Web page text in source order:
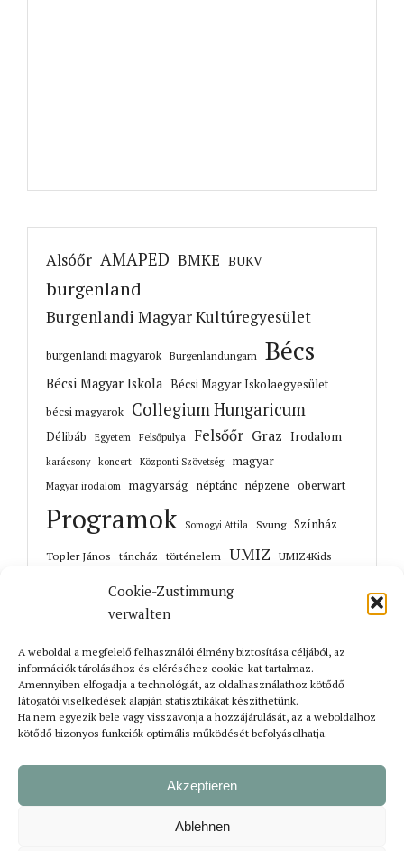
Cookie-Zustimmung
verwalten
A weboldal a megfelelő felhasználói élmény biztosítása céljából, az
információk tárolásához és eléréséhez cookie-kat tartalmaz.
Amennyiben elfogadja a technológiát, az oldalhasználathoz kötődő
látogatói viselkedések alapján statisztikákat készíthetünk.
Ha nem egyezik bele vagy visszavonja a hozzájárulását, az a weboldalhoz
kötődő bizonyos funkciók optimális működését befolyásolhatja.
Akzeptieren
Ablehnen
Alsóőr AMAPED BMKE BUKV
burgenland
Burgenlandi Magyar Kultúregyesület
burgenlandi magyarok Burgenlandungarn Bécs
Bécsi Magyar Iskola Bécsi Magyar Iskolaegyesület
bécsi magyarok Collegium Hungaricum
Délibáb Egyetem Felsőpulya Felsőőr Graz Irodalom
karácsony koncert Központi Szövetség magyar
Magyar irodalom magyarság néptánc népzene oberwart
Programok Somogyi Attila Svung Színház
Topler János táncház történelem UMIZ
UMIZ4Kids
Korábbi cikkek